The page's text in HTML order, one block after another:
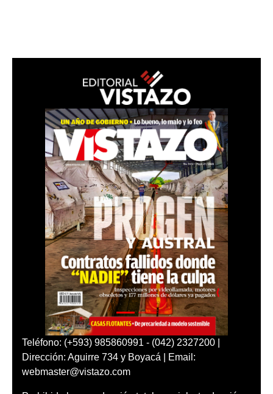
Teléfono: (+593) 985860991 - (042) 2327200 |
Dirección: Aguirre 734 y Boyacá | Email:
webmaster@vistazo.com